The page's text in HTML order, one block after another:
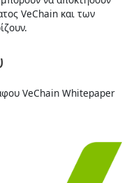
VeChain και των
VeChain Whitepaper